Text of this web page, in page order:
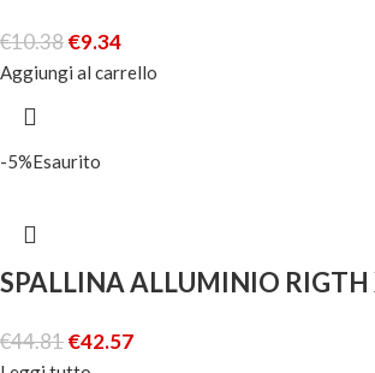
€10.38€9.34
Aggiungi al carrello
-5%Esaurito
SPALLINA ALLUMINIO
€44.81€42.57